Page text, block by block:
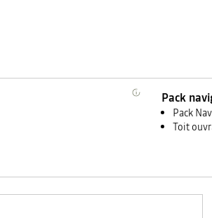
Pack
Pack
Toit